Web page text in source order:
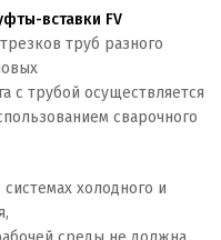
вставки FV
труб разного
с трубой осуществляется
сварочного
холодного и